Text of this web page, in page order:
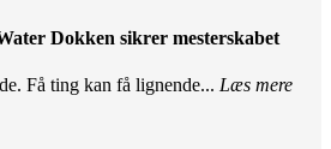
Dokken sikrer mesterskabet
Få ting kan få lignende... Læs mere